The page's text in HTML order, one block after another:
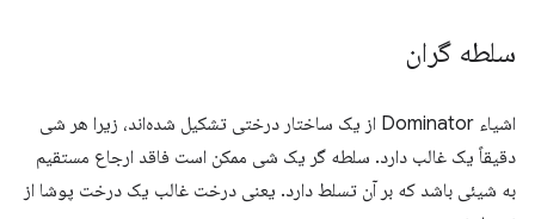
سلطه گران
اشیاء Dominator از یک ساختار درختی تشکیل شده‌اند، زیرا هر شی
دقیقاً یک غالب دارد. سلطه گر یک شی ممکن است فاقد ارجاع مستقیم
به شیئی باشد که بر آن تسلط دارد. یعنی درخت غالب یک درخت پوشا از